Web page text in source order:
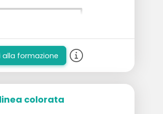
alla formazione
colorata